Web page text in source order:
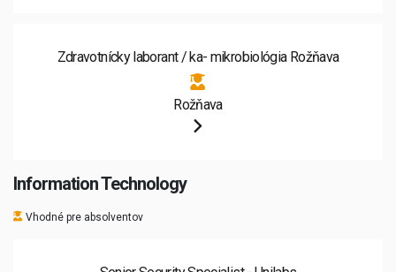
Zdravotnícky laborant / ka- mikrobiológia Rožňava
Rožňava
Information Technology
Vhodné pre absolventov